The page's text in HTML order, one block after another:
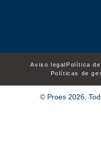
Aviso legal Política
Políticas de
© Proes 2026.